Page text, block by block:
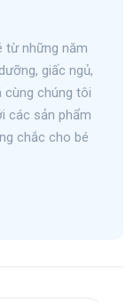
từ những năm
giấc ngủ,
cùng chúng tôi
các sản phẩm
chắc cho bé